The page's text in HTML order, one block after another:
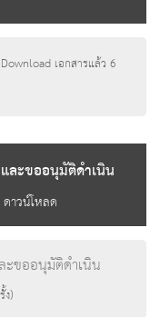
เอกสารแล้ว 6
ละขออนุมัติดำเนิน
ดาวน์โหลด
ะขออนุมัติดำเนิน
ง)